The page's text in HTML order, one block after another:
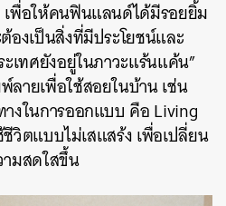
เพื่อให้คนฟินแลนด์ได้มีรอยยิ้ม
องเป็นสิ่งที่มีประโยชน์และ
เทศยังอยู่ในภาวะแร้นแค้น”
ายเพื่อใช้สอยในบ้าน เช่น
งในการออกแบบ คือ Living
วิตแบบไม่เสแสร้ง เพื่อเปลี่ยน
มสดใสขึ้น